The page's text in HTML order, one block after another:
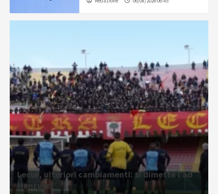
Lecce, ulteriori cambiamenti: si dimette l’ad
Mencucci